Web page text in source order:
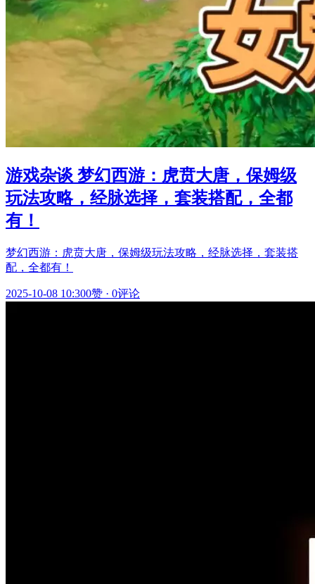
游戏杂谈 梦幻西游：虎贲大唐，保姆级
玩法攻略，经脉选择，套装搭配，全都
有！
梦幻西游：虎贲大唐，保姆级玩法攻略，经脉选择，套装搭
配，全都有！
2025-10-08 10:300赞 · 0评论